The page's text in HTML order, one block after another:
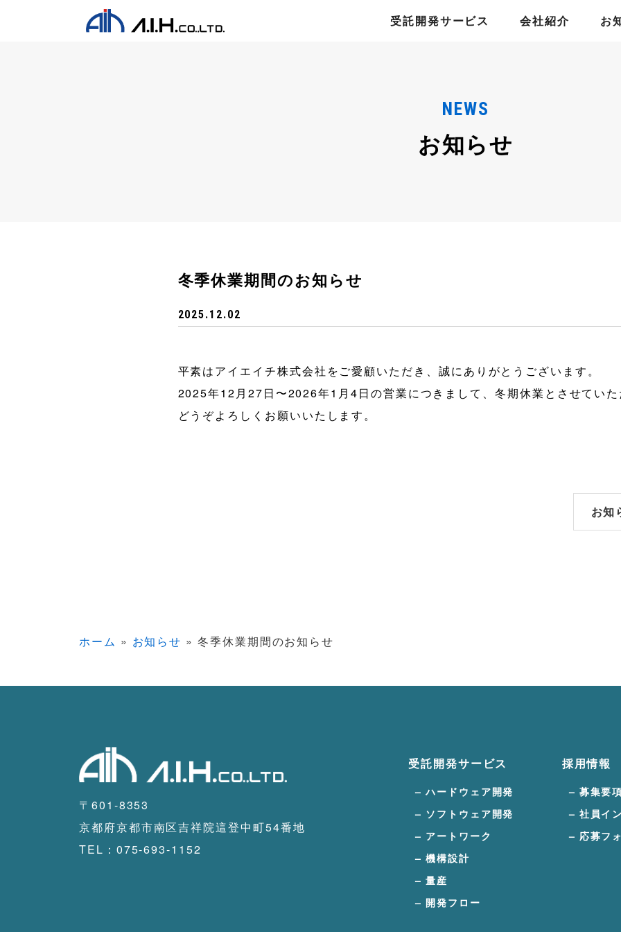
受託開発サービス 会社紹介 お
NEWS
お知らせ
冬季休業期間のお知らせ
2025.12.02
平素はアイエイチ株式会社をご愛顧いただき、誠にありがとうございます。
2025年12月27日〜2026年1月4日の営業につきまして、冬期休業とさせていた
どうぞよろしくお願いいたします。
お知
ホーム » お知らせ » 冬季休業期間のお知らせ
〒601-8353
京都府京都市南区吉祥院這登中町54番地
TEL：075-693-1152
受託開発サービス
ハードウェア開発
ソフトウェア開発
アートワーク
機構設計
量産
開発フロー
採用情報
募集要項
社員イ
応募フ